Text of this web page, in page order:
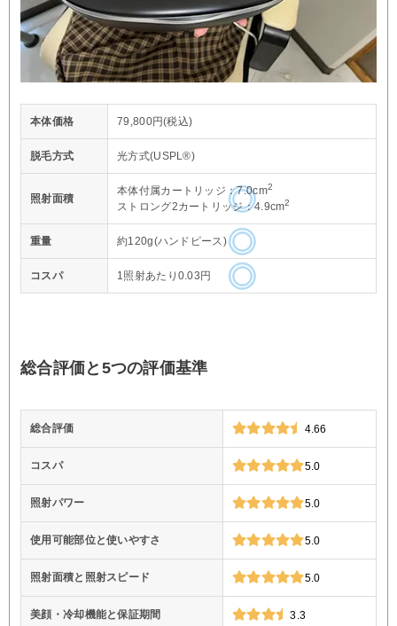
本体価格 79,800円(税込)
脱毛方式 光方式(USPL®)
照射面積
本体付属カートリッジ：7.0cm2
ストロング2カートリッジ：4.9cm2
重量 約120g(ハンドピース)
コスパ 1照射あたり0.03円
総合評価と5つの評価基準
総合評価 4.66
コスパ 5.0
照射パワー 5.0
使用可能部位と使いやすさ 5.0
照射面積と照射スピード 5.0
美顔・冷却機能と保証期間 3.3